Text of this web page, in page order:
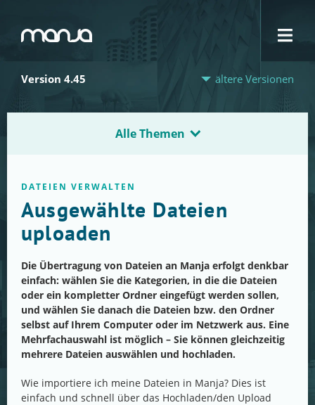
Navigation
Version 4.45 ältere Versionen
Alle Themen
DATEIEN VERWALTEN
Ausgewählte Dateien
uploaden
Die Übertragung von Dateien an Manja erfolgt denkbar
einfach: wählen Sie die Kategorien, in die die Dateien
oder ein kompletter Ordner eingefügt werden sollen,
und wählen Sie danach die Dateien bzw. den Ordner
selbst auf Ihrem Computer oder im Netzwerk aus. Eine
Mehrfachauswahl ist möglich – Sie können gleichzeitig
mehrere Dateien auswählen und hochladen.
Wie importiere ich meine Dateien in Manja? Dies ist
einfach und schnell über das Hochladen/den Upload